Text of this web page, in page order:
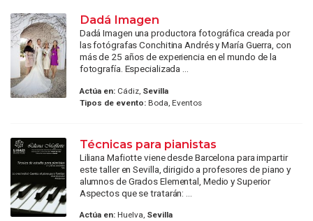
Dadá Imagen
Dadá Imagen una productora fotográfica creada por
las fotógrafas Conchitina Andrés y María Guerra, con
más de 25 años de experiencia en el mundo de la
fotografía. Especializada ...
Actúa en:Cádiz, Sevilla
Tipos de evento:Boda, Eventos
Técnicas para pianistas
Liliana Mafiotte viene desde Barcelona para impartir
este taller en Sevilla, dirigido a profesores de piano y
alumnos de Grados Elemental, Medio y Superior
Aspectos que se tratarán: ...
Actúa en:Huelva, Sevilla